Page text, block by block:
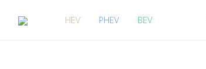
HEV PHEV BEV